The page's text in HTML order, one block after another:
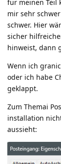
für meinen Teil
mir sehr
schwer. Hier
sicher
hinweist, dann
Wenn ich
oder ich habe
geklappt.
Zum Themai
installation
aussieht: